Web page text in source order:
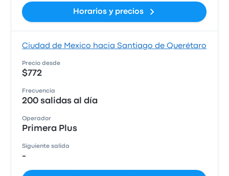
Horarios y precios
Ciudad de Mexico hacia Santiago de Querétaro
Precio desde
$772
Frecuencia
200 salidas al día
Operador
Primera Plus
Siguiente salida
-